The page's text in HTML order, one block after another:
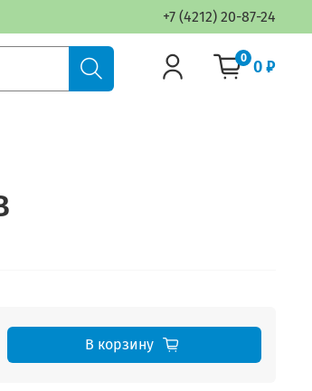
+7 (4212) 20-87-24
0 0 ₽
В корзину